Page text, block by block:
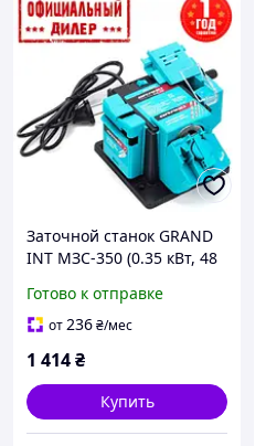
Заточной станок GRAND
INT МЗС-350 (0.35 кВт, 48
Готово к отправке
от236₴/мес
1 414₴
Купить